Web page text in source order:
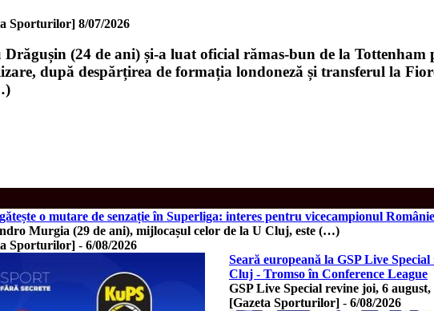
Sporturilor] 8/07/2026
Drăgușin (24 de ani) și-a luat oficial rămas-bun de la
după despărțirea de formația londoneză și transferul la
o mutare de senzație în Superliga: interes pentru vicecampionul
Murgia (29 de ani), mijlocașul celor de la U Cluj, este (…)
Sporturilor] - 6/08/2026
Seară europeană la GSP Live
Cluj - Tromso în Conference League
GSP Live Special revine joi, 6
[Gazeta Sporturilor] - 6/08/2026